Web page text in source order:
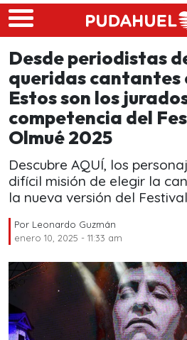
Skip to main content
Desde periodistas
queridas cantantes
Estos son los
competencia del
Olmué 2025
Descubre AQUÍ, los
difícil misión de elegir la
la nueva versión del
Por Leonardo Guzmán
enero 10, 2025 - 11:33 am